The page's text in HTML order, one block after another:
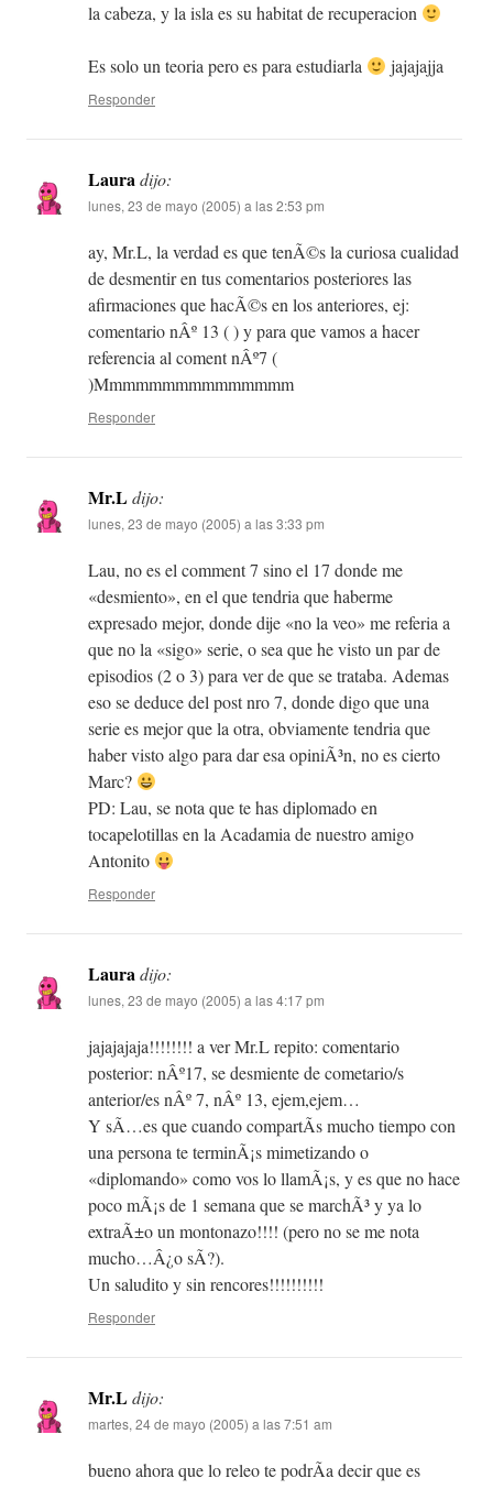
la cabeza, y la isla es su habitat de recuperacion
Es solo un teoria pero es para estudiarla jajajajja
Responder
Lauradijo:
lunes, 23 de mayo (2005) a las 2:53 pm
ay, Mr.L, la verdad es que tenÃ©s la curiosa cualidad
de desmentir en tus comentarios posteriores las
afirmaciones que hacÃ©s en los anteriores, ej:
comentario nÂº 13 ( ) y para que vamos a hacer
referencia al coment nÂº7 (
)Mmmmmmmmmmmmmmm
Responder
Mr.Ldijo:
lunes, 23 de mayo (2005) a las 3:33 pm
Lau, no es el comment 7 sino el 17 donde me
«desmiento», en el que tendria que haberme
expresado mejor, donde dije «no la veo» me referia a
que no la «sigo» serie, o sea que he visto un par de
episodios (2 o 3) para ver de que se trataba. Ademas
eso se deduce del post nro 7, donde digo que una
serie es mejor que la otra, obviamente tendria que
haber visto algo para dar esa opiniÃ³n, no es cierto
Marc?
PD: Lau, se nota que te has diplomado en
tocapelotillas en la Acadamia de nuestro amigo
Antonito
Responder
Lauradijo:
lunes, 23 de mayo (2005) a las 4:17 pm
jajajajaja!!!!!!!! a ver Mr.L repito: comentario
posterior: nÂº17, se desmiente de cometario/s
anterior/es nÂº 7, nÂº 13, ejem,ejem…
Y sÃ­…es que cuando compartÃ­s mucho tiempo con
una persona te terminÃ¡s mimetizando o
«diplomando» como vos lo llamÃ¡s, y es que no hace
poco mÃ¡s de 1 semana que se marchÃ³ y ya lo
extraÃ±o un montonazo!!!! (pero no se me nota
mucho…Â¿o sÃ­?).
Un saludito y sin rencores!!!!!!!!!!
Responder
Mr.Ldijo:
martes, 24 de mayo (2005) a las 7:51 am
bueno ahora que lo releo te podrÃ­a decir que es